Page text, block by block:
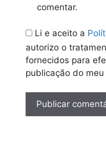
comentar.
Li e aceito a
autorizo o
fornecidos para
publicação do